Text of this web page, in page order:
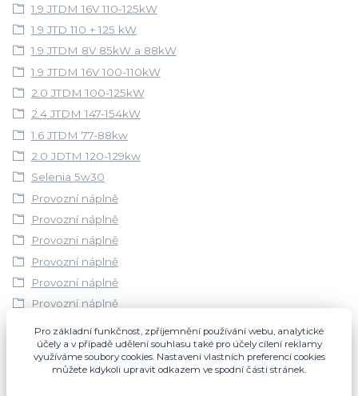
1.9 JTDM 16V 110-125kW
1.9 JTD 110 + 125 kW
1.9 JTDM 8V 85kW a 88kW
1.9 JTDM 16V 100-110kW
2.0 JTDM 100-125kW
2.4 JTDM 147-154kW
1.6 JTDM 77-88kw
2.0 JDTM 120-129kw
Selenia 5w30
Provozní náplně
Provozní náplně
Provozní náplně
Provozní náplně
Provozní náplně
Provozní náplně
Provozní náplně
Provozní náplně
Provozní náplně
Pro základní funkčnost, zpříjemnění používání webu, analytické
účely a v případě udělení souhlasu také pro účely cílení reklamy
využíváme soubory cookies. Nastavení vlastních preferencí cookies
můžete kdykoli upravit odkazem ve spodní části stránek.